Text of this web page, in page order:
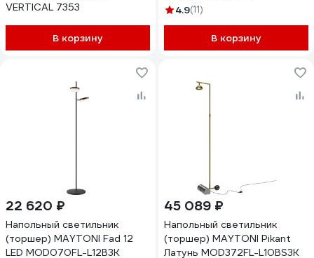
VERTICAL 7353
В корзину
4.9(11)
В корзину
22 620 ₽
Напольный светильник
(торшер) MAYTONI Fad 12
LED MOD070FL-L12B3K
45 089 ₽
Напольный светильник
(торшер) MAYTONI Pikant
Латунь MOD372FL-L10BS3K